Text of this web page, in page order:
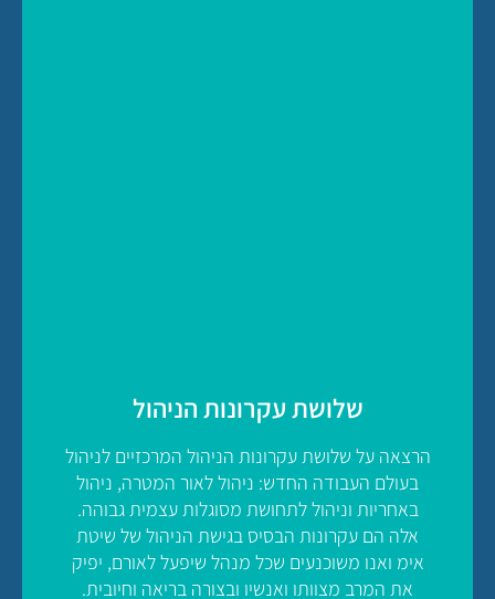
להצעת מחיר לסדנה
לחץ כאן
שלושת עקרונות הניהול
הרצאה על שלושת עקרונות הניהול המרכזיים לניהול
בעולם העבודה החדש: ניהול לאור המטרה, ניהול
באחריות וניהול לתחושת מסוגלות עצמית גבוהה.
אלה הם עקרונות הבסיס בגישת הניהול של שיטת
אימ ואנו משוכנעים שכל מנהל שיפעל לאורם, יפיק
את המרב מצוותו ואנשיו ובצורה בריאה וחיובית.